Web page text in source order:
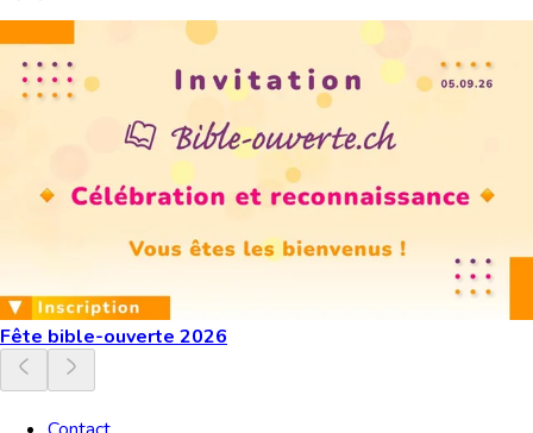
Fête bible-ouverte 2026